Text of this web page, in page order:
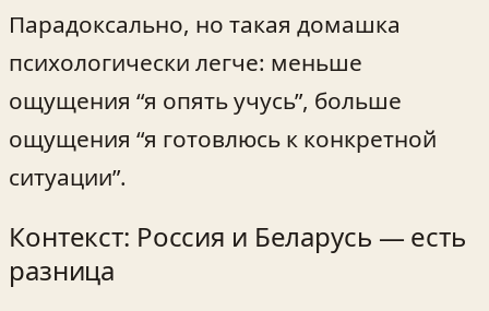
Парадоксально, но такая домашка
психологически легче: меньше
ощущения “я опять учусь”, больше
ощущения “я готовлюсь к конкретной
ситуации”.
Контекст: Россия и Беларусь — есть
разница